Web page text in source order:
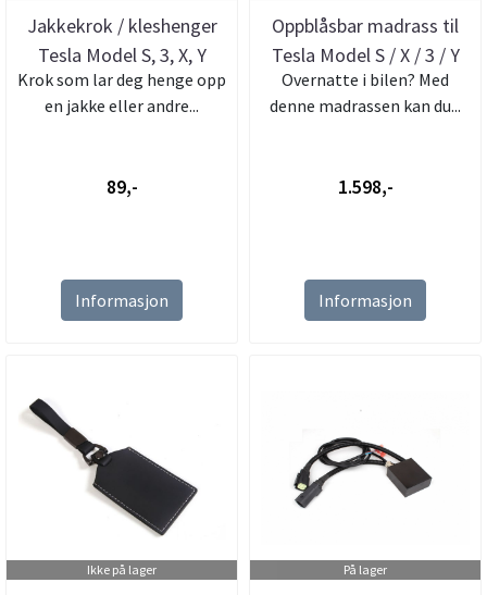
Jakkekrok / kleshenger
Tesla Model S, 3, X, Y
Krok som lar deg henge opp
en jakke eller andre...
89,-
Informasjon
Oppblåsbar madrass til
Tesla Model S / X / 3 / Y
-...
Overnatte i bilen? Med
denne madrassen kan du...
1.598,-
Informasjon
Ikke på lager På lager